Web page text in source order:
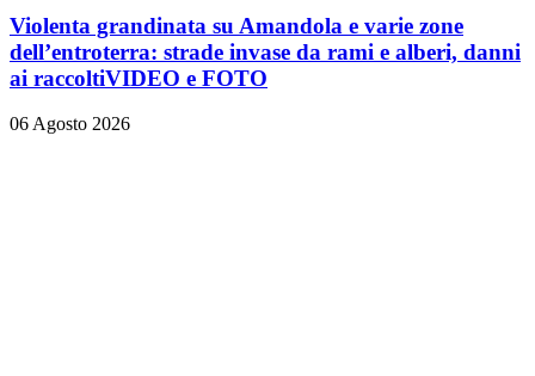
Violenta grandinata su Amandola e varie zone
dell’entroterra: strade invase da rami e alberi, danni
ai raccoltiVIDEO e FOTO
06 Agosto 2026